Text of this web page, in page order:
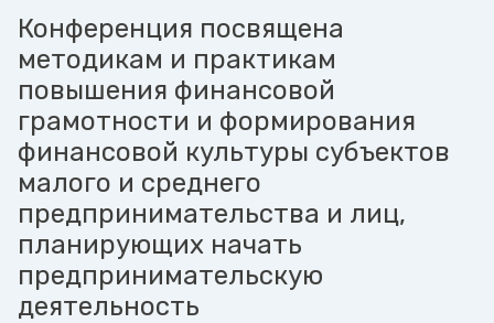
Конференция посвящена
методикам и практикам
повышения финансовой
грамотности и формирования
финансовой культуры субъектов
малого и среднего
предпринимательства и лиц,
планирующих начать
предпринимательскую
деятельность